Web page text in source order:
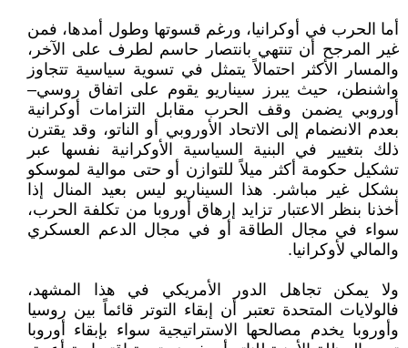
أما الحرب في أوكرانيا، ورغم قسوتها وطول أمدها، فمن
غير المرجح أن تنتهي بانتصار حاسم لطرف على الآخر،
والمسار الأكثر احتمالاً يتمثل في تسوية سياسية تتجاوز
واشنطن، حيث يبرز سيناريو يقوم على اتفاق روسي–
أوروبي يضمن وقف الحرب مقابل التزامات أوكرانية
بعدم الانضمام إلى الاتحاد الأوروبي أو الناتو، وقد يقترن
ذلك بتغيير في البنية السياسية الأوكرانية نفسها عبر
تشكيل حكومة أكثر ميلاً للتوازن أو حتى موالية لموسكو
بشكل غير مباشر. هذا السيناريو ليس بعيد المنال إذا
أخذنا بنظر الاعتبار تزايد إرهاق أوروبا من تكلفة الحرب،
سواء في مجال الطاقة أو في مجال الدعم العسكري
والمالي لأوكرانيا.
ولا يمكن تجاهل الدور الأمريكي في هذا المشهد،
فالولايات المتحدة تعتبر أن إبقاء التوتر قائماً بين روسيا
وأوروبا يخدم مصالحها الاستراتيجية سواء بإبقاء أوروبا